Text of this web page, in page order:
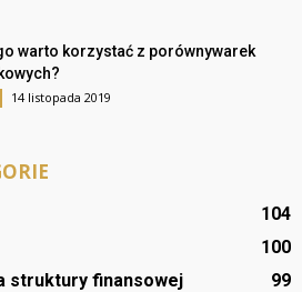
warto korzystać z porównywarek
14 listopada 2019
104
100
struktury finansowej
99